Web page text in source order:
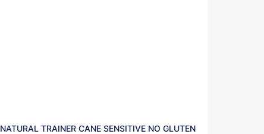
NATURAL TRAINER CANE SENSITIVE NO GLUTEN